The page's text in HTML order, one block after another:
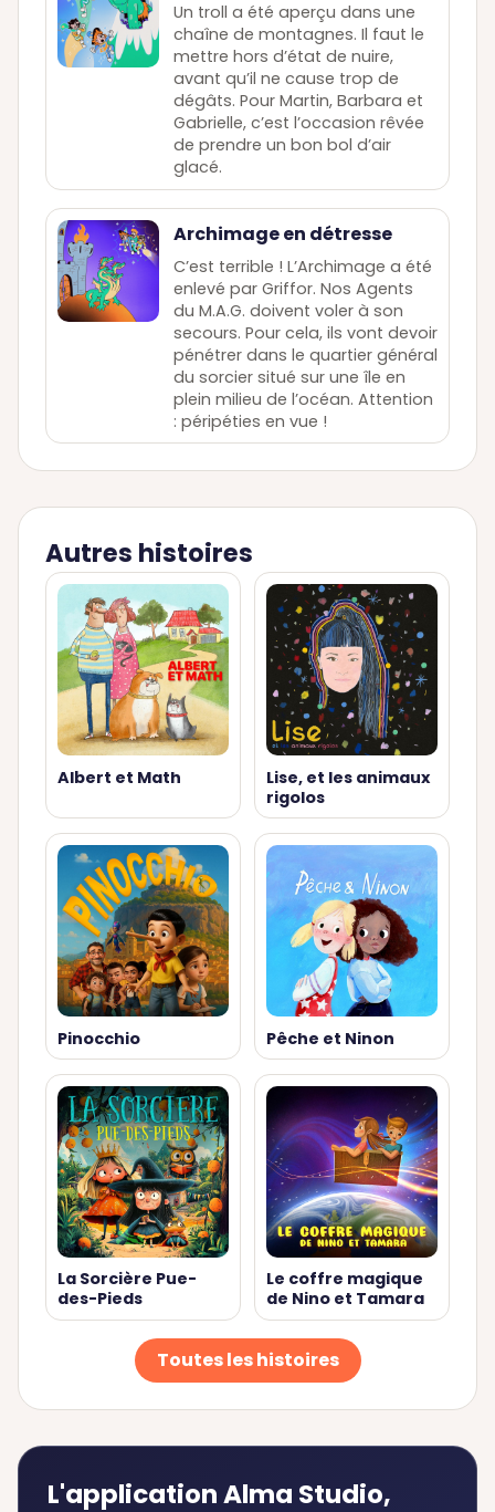
Un troll a été aperçu dans une
chaîne de montagnes. Il faut le
mettre hors d’état de nuire,
avant qu’il ne cause trop de
dégâts. Pour Martin, Barbara et
Gabrielle, c’est l’occasion rêvée
de prendre un bon bol d’air
glacé.
Archimage en détresse
C’est terrible ! L’Archimage a été
enlevé par Griffor. Nos Agents
du M.A.G. doivent voler à son
secours. Pour cela, ils vont devoir
pénétrer dans le quartier général
du sorcier situé sur une île en
plein milieu de l’océan. Attention
: péripéties en vue !
Autres histoires
Albert et Math
Lise, et les animaux
rigolos
Pinocchio Pêche et Ninon
La Sorcière Pue-
des-Pieds
Le coffre magique
de Nino et Tamara
Toutes les histoires
L'application Alma Studio,